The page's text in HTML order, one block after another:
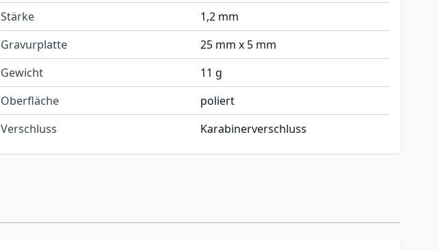
Stärke
1,2 mm
Gravurplatte
25 mm x 5 mm
Gewicht
11 g
Oberfläche
poliert
Verschluss
Karabinerverschluss